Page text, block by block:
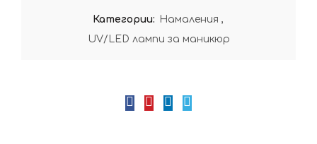
Категории: Намаления ,
UV/LED лампи за маникюр